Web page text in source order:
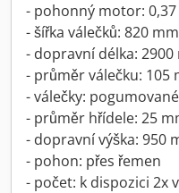
- pohonný motor:
- šířka válečků: 820 mm
- dopravní délka: 2900
- průměr válečku: 105
- válečky: pogumované
- průměr hřídele: 25
- dopravní výška: 950
- pohon: přes řemen
- počet: k dispozici 2x